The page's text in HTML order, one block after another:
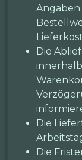
Angaben
Die
Die
Die